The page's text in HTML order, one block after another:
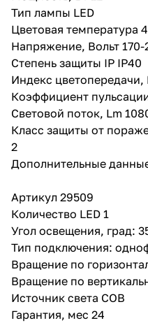
направления светового луча:
светильник вращается на 360º
по горизонтальной оси и на
по вертикальной оси
- Перемещение светильника
всей длине шинопровода
позволяет менять акценты
освещения в зависимости от
перестановок в интерьере -
Простой монтаж и надежная
фиксация
- Соответствие требованиям
безопасности ГОСТ Р МЭК
60598-1-2011
Тип лампы LED
Цветовая температура
Напряжение, Вольт 170-
Степень защиты IP IP40
Индекс цветопередачи,
Коэффициент
Световой поток, Lm
Класс защиты от
2
Дополнительные
Артикул 29509
Количество LED 1
Угол освещения, град:
Тип подключения:
Вращение по
Вращение по
Источник света COB
Гарантия, мес 24